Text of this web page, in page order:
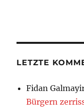
LETZTE
Fidan
Bürgern